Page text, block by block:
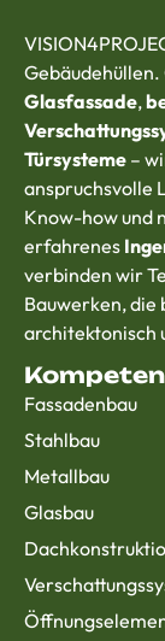
Gebäudehüllen.
Glasfassade,
Türsysteme –
anspruchsvolle
Know-how und
erfahrenes
verbinden wir
Bauwerken, die
architektonisch
Fassadenbau
Stahlbau
Metallbau
Glasbau